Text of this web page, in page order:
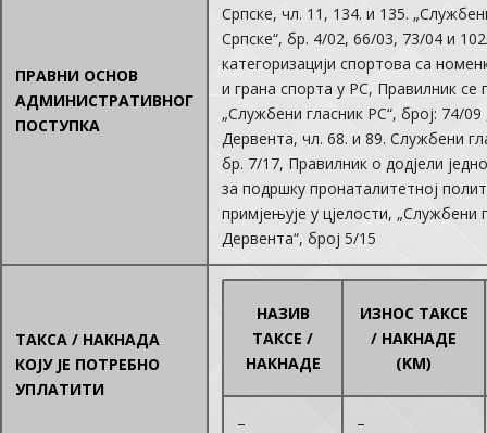
ПРАВНИ ОСНОВ
АДМИНИСТРАТИВНОГ
ПОСТУПКА
Српске, чл. 11, 134. и 135.
Српске“, бр. 4/02, 66/03, 73/04 и
категоризацији спортова са
и грана спорта у РС, Правилник се
„Службени гласник РС“, број: 74/
Дервента, чл. 68. и 89. Службени
бр. 7/17, Правилник о додјели
за подршку пронаталитетној
примјењује у цјелости, „Службени
Дервента“, број 5/15
ТАКСА / НАКНАДА
КОЈУ ЈЕ ПОТРЕБНО
УПЛАТИТИ
НАЗИВ
ТАКСЕ /
НАКНАДЕ
ИЗНОС ТАКСЕ
/ НАКНАДЕ
(KM)
– –